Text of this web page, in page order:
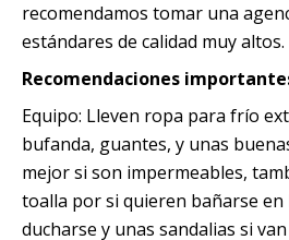
recomendamos tomar una
estándares de calidad muy altos.
Recomendaciones
Equipo: Lleven ropa para frío
bufanda, guantes, y unas
mejor si son impermeables,
toalla por si quieren bañarse en
ducharse y unas sandalias si